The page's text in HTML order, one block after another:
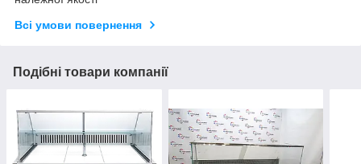
Всі умови повернення
Подібні товари компанії